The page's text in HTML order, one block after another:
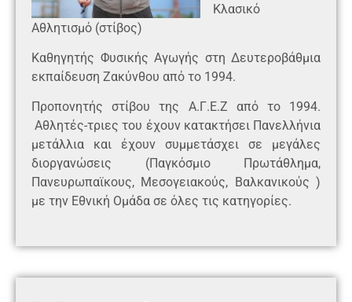
Κλασικό
Αθλητισμό (στίβος)
Καθηγητής Φυσικής Αγωγής στη Δευτεροβάθμια
εκπαίδευση Ζακύνθου από το 1994.
Προπονητής στίβου της Α.Γ.Ε.Ζ από το 1994.
Αθλητές-τριες του έχουν κατακτήσει Πανελλήνια
μετάλλια και έχουν συμμετάσχει σε μεγάλες
διοργανώσεις (Παγκόσμιο Πρωτάθλημα,
Πανευρωπαϊκους, Μεσογειακούς, Βαλκανικούς )
με την Εθνική Ομάδα σε όλες τις κατηγορίες.